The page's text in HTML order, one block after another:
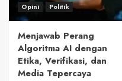
Opini Politik
Menjawab Perang
Algoritma AI dengan
Etika, Verifikasi, dan
Media Tepercaya